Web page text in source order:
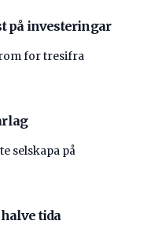
på investeringar
for tresifra
selskapa på
tida